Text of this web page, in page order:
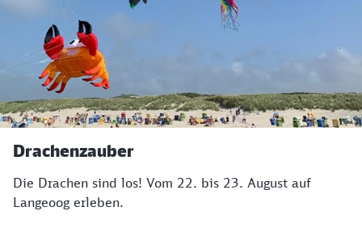
Drachenzauber
Die Drachen sind los! Vom 22. bis 23. August auf
Langeoog erleben.